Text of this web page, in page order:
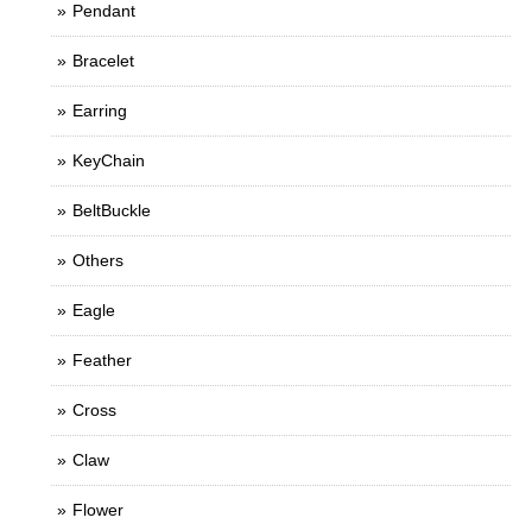
Pendant
Bracelet
Earring
KeyChain
BeltBuckle
Others
Eagle
Feather
Cross
Claw
Flower